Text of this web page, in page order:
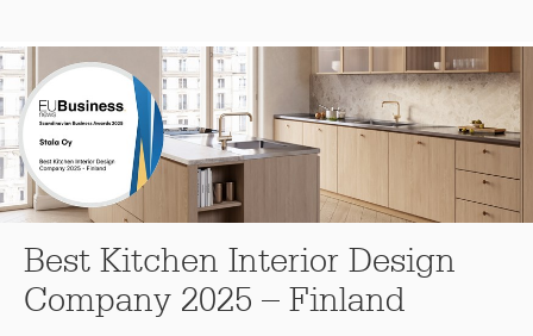
Best Kitchen Interior Design
Company 2025 – Finland